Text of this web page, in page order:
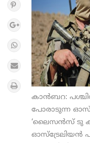
കാന്‍ബറ:
പോരാടുന്ന
‘ലൈസന്‍സ് ടു
ഓസ്‌ട്രേലിയന്‍